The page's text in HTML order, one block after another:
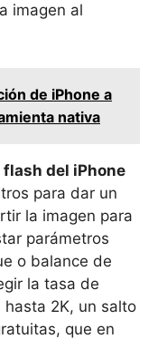
imagen al
de iPhone a
nativa
flash del iPhone
para dar un
la imagen para
parámetros
o balance de
la tasa de
2K, un salto
que en